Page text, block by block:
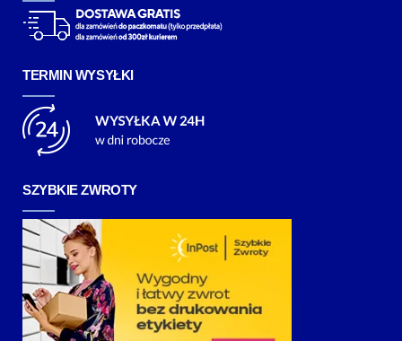
TERMIN WYSYŁKI
SZYBKIE ZWROTY